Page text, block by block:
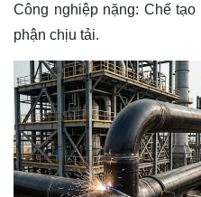
Công nghiệp nặng: Chế tạo
phận chịu tải.